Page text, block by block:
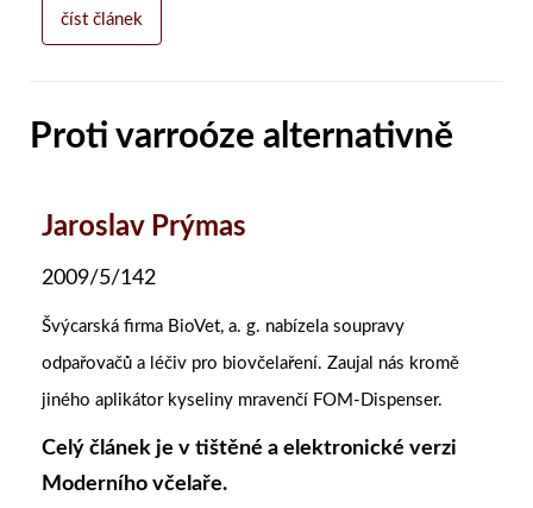
číst článek
Proti varroóze alternativně
Jaroslav Prýmas
2009/5/142
Švýcarská firma BioVet, a. g. nabízela soupravy
odpařovačů a léčiv pro biovčelaření. Zaujal nás kromě
jiného aplikátor kyseliny mravenčí FOM-Dispenser.
Celý článek je v tištěné a elektronické verzi
Moderního včelaře.